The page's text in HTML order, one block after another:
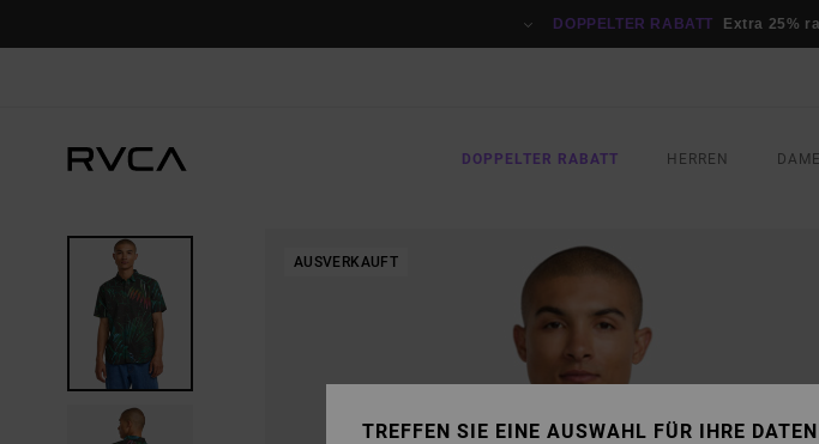
DOPPELTER RABATT Extra 25%
DOPPELTER RABATT HERREN
AUSVERKAUFT
TREFFEN SIE EINE AUSWAHL FÜR IHRE DATEN